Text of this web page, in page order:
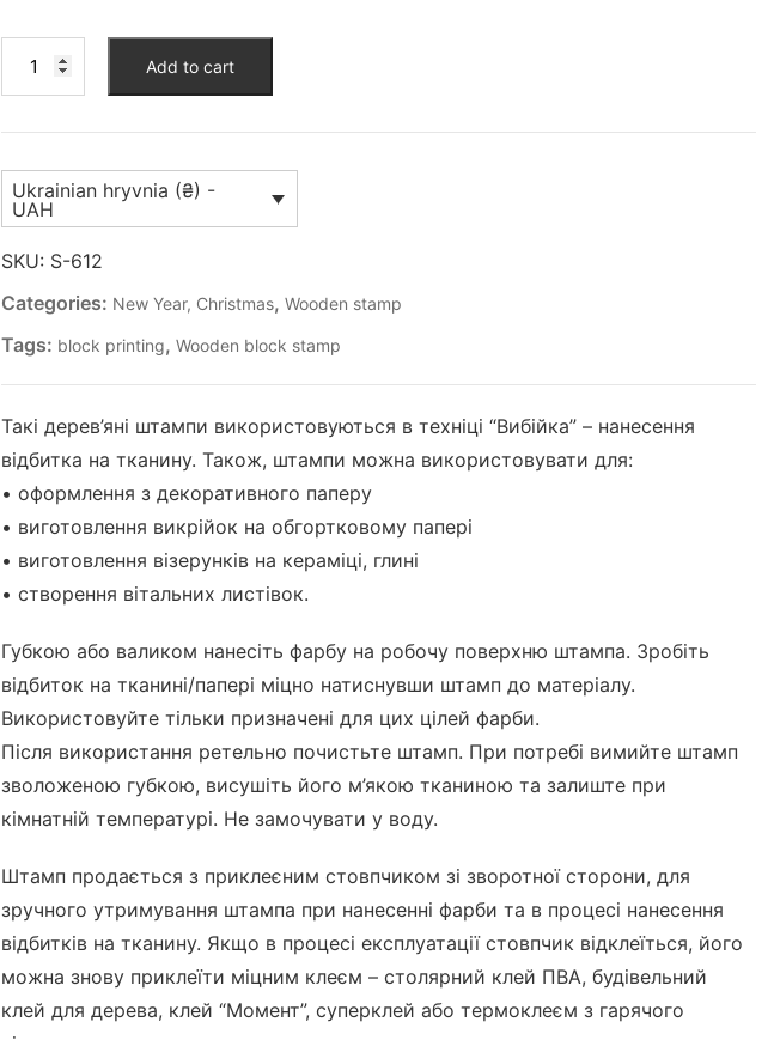
для
(S-
612)
quantity
Add to cart
Ukrainian hryvnia (₴) -
UAH
SKU: S-612
Categories: New Year, Christmas,Wooden stamp
Tags: block printing,Wooden block stamp
Такі дерев’яні штампи використовуються в техніці “Вибійка” – нанесення
відбитка на тканину. Також, штампи можна використовувати для:
• оформлення з декоративного паперу
• виготовлення викрійок на обгортковому папері
• виготовлення візерунків на кераміці, глині
• створення вітальних листівок.
Губкою або валиком нанесіть фарбу на робочу поверхню штампа. Зробіть
відбиток на тканині/папері міцно натиснувши штамп до матеріалу.
Використовуйте тільки призначені для цих цілей фарби.
Після використання ретельно почистьте штамп. При потребі вимийте штамп
зволоженою губкою, висушіть його м’якою тканиною та залиште при
кімнатній температурі. Не замочувати у воду.
Штамп продається з приклеєним стовпчиком зі зворотної сторони, для
зручного утримування штампа при нанесенні фарби та в процесі нанесення
відбитків на тканину. Якщо в процесі експлуатації стовпчик відклеїться, його
можна знову приклеїти міцним клеєм – столярний клей ПВА, будівельний
клей для дерева, клей “Момент”, суперклей або термоклеєм з гарячого